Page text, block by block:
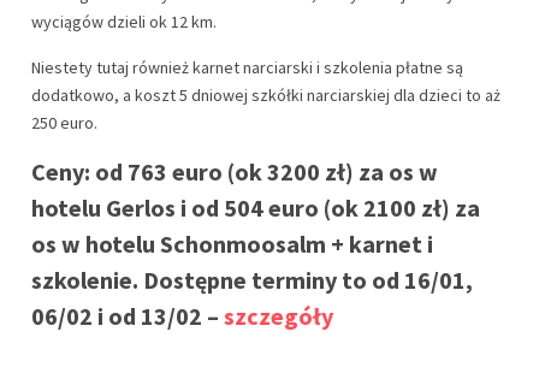
wyciągów dzieli ok 12 km.
Niestety tutaj również karnet narciarski i szkolenia płatne są
dodatkowo, a koszt 5 dniowej szkółki narciarskiej dla dzieci to aż
250 euro.
Ceny: od 763 euro (ok 3200 zł) za os w
hotelu Gerlos i od 504 euro (ok 2100 zł) za
os w hotelu Schonmoosalm + karnet i
szkolenie. Dostępne terminy to od 16/01,
06/02 i od 13/02 – szczegóły